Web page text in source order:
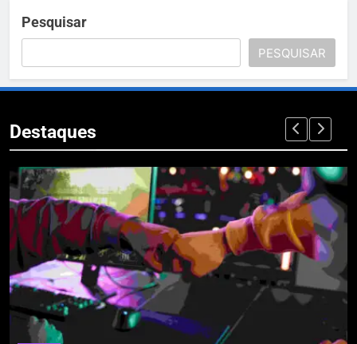
Pesquisar
PESQUISAR
Destaques